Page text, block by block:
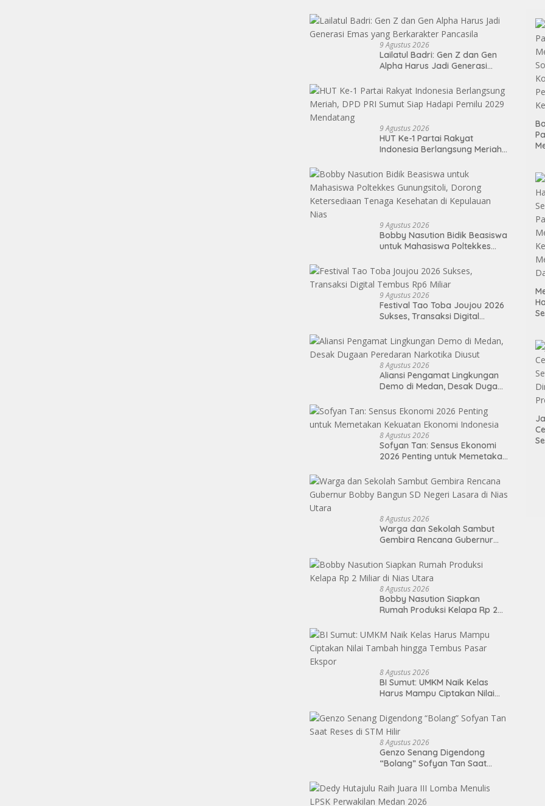
9 Agustus 2026
Lailatul Badri: Gen Z dan Gen
Alpha Harus Jadi Generasi
Pancasila
9 Agustus 2026
HUT Ke-1 Partai Rakyat
Indonesia Berlangsung Meriah,
Pemilu 2029 Mendatang
9 Agustus 2026
Bobby Nasution Bidik Beasiswa
untuk Mahasiswa Poltekkes
Ketersediaan Tenaga
Kesehatan di Kepulauan Nias
9 Agustus 2026
Festival Tao Toba Joujou 2026
Sukses, Transaksi Digital
8 Agustus 2026
Aliansi Pengamat Lingkungan
Demo di Medan, Desak Dugaan
8 Agustus 2026
Sofyan Tan: Sensus Ekonomi
2026 Penting untuk Memetakan
8 Agustus 2026
Warga dan Sekolah Sambut
Gembira Rencana Gubernur
Lasara di Nias Utara
8 Agustus 2026
Bobby Nasution Siapkan
Rumah Produksi Kelapa Rp 2
8 Agustus 2026
BI Sumut: UMKM Naik Kelas
Harus Mampu Ciptakan Nilai
Ekspor
8 Agustus 2026
Genzo Senang Digendong
“Bolang” Sofyan Tan Saat